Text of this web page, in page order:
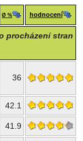
Ø % hodnocení
procházení stran
36
42.1
41.9